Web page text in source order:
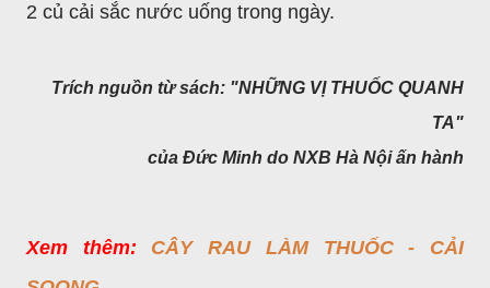
2 củ cải sắc nước uống trong ngày.
Trích nguồn từ sách: "NHỮNG VỊ THUỐC QUANH
TA"
của Đức Minh do NXB Hà Nội ấn hành
Xem thêm: CÂY RAU LÀM THUỐC - CẢI